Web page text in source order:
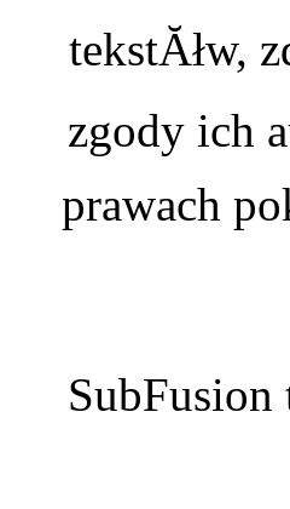
tekstĂłw,
zgody ich
prawach